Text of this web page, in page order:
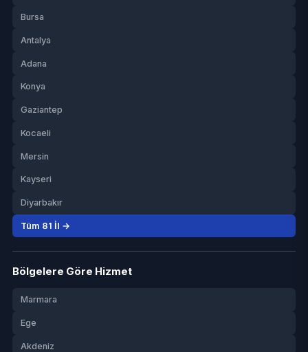
Bursa
Antalya
Adana
Konya
Gaziantep
Kocaeli
Mersin
Kayseri
Diyarbakır
Tüm 81 İl →
Bölgelere Göre Hizmet
Marmara
Ege
Akdeniz